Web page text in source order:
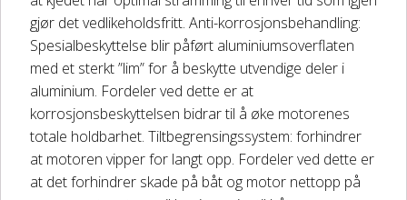
gjør det vedlikeholdsfritt. Anti-korrosjonsbehandling:
Spesialbeskyttelse blir påført aluminiumsoverflaten
med et sterkt ”lim” for å beskytte utvendige deler i
aluminium. Fordeler ved dette er at
korrosjonsbeskyttelsen bidrar til å øke motorenes
totale holdbarhet. Tiltbegrensingssystem: forhindrer
at motoren vipper for langt opp. Fordeler ved dette er
at det forhindrer skade på båt og motor nettopp på